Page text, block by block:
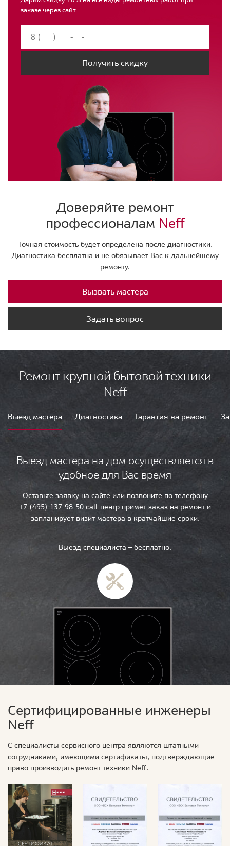
заказе через сайт
Получить скидку
Доверяйте ремонт
профессионалам Neff
Точная стоимость будет определена после диагностики.
Диагностика бесплатна и не обязывает Вас к дальнейшему
ремонту.
Вызвать мастера
Задать вопрос
Ремонт крупной бытовой техники
Neff
Выезд мастера Диагностика Гарантия на ремонт
Выезд мастера на дом осуществляется в
удобное для Вас время
Оставьте заявку на сайте или позвоните по телефону
+7 (495) 137-98-50 call-центр примет заказ на ремонт и
запланирует визит мастера в кратчайшие сроки.
Выезд специалиста — бесплатно.
Сертифицированные инженеры
Neff
С специалисты сервисного центра являются штатными
сотрудниками, имеющими сертификаты, подтверждающие
право производить ремонт техники Neff.